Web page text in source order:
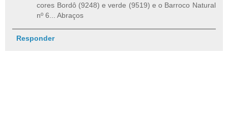
cores Bordô (9248) e verde (9519) e o Barroco Natural
nº 6... Abraços
Responder